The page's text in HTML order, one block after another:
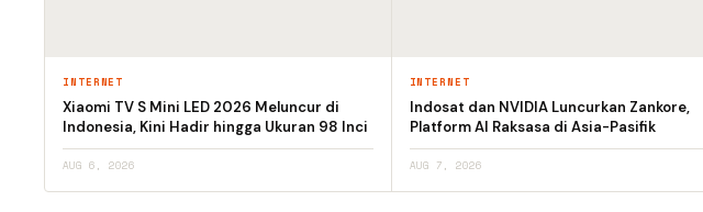
INTERNET
Xiaomi TV S Mini LED 2026 Meluncur di
Indonesia, Kini Hadir hingga Ukuran 98 Inci
AUG 6, 2026
INTERNET
Indosat dan NVIDIA Luncurkan Zankore,
Platform AI Raksasa di Asia-Pasifik
AUG 7, 2026